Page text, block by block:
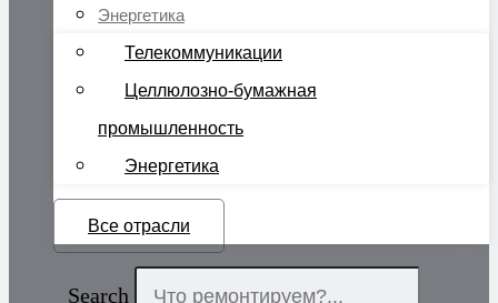
Энергетика
Телекоммуникации
Целлюлозно-бумажная
промышленность
Энергетика
Все отрасли
Search